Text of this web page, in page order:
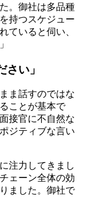
。御社は多品種
持つスケジュー
ていると伺い、
さい」
ま話すのではな
ことが基本で
接官に不自然な
ジティブな言い
注力してきまし
ェーン全体の効
ました。御社で